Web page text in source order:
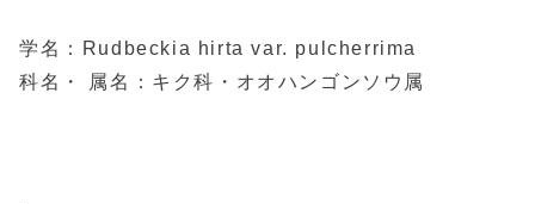
学名：Rudbeckia hirta var. pulcherrima
科名・ 属名：キク科・オオハンゴンソウ属